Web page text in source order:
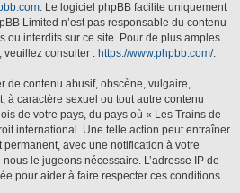
. Le logiciel phpBB facilite uniquement
Limited n’est pas responsable du contenu
ou interdits sur ce site. Pour de plus amples
veuillez consulter : https://www.phpbb.com/.
de contenu abusif, obscène, vulgaire,
à caractère sexuel ou tout autre contenu
de votre pays, du pays où « Les Trains de
international. Une telle action peut entraîner
avec une notification à votre
le jugeons nécessaire. L’adresse IP de
pour aider à faire respecter ces conditions.